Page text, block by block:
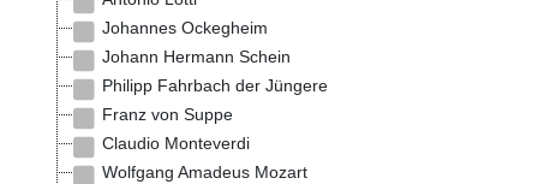
Johannes Ockegheim
Johann Hermann Schein
Philipp Fahrbach der Jüngere
Franz von Suppe
Claudio Monteverdi
Wolfgang Amadeus Mozart